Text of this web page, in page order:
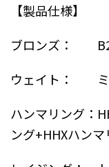
【製品仕様】
ブロンズ：
ウェイト： ミ
ハンマリング：
ング+HHXハン